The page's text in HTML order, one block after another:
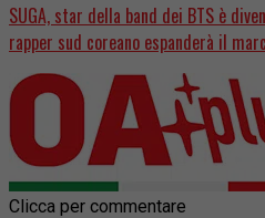
SUGA, star della band dei BTS è
rapper sud coreano espanderà il
Clicca per commentare